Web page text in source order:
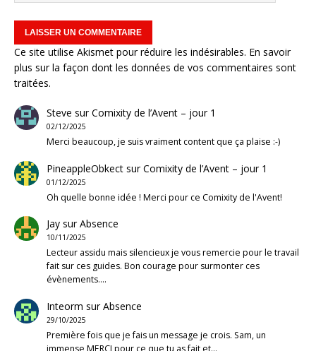
Ce site utilise Akismet pour réduire les indésirables. En savoir
plus sur la façon dont les données de vos commentaires sont
traitées.
Steve surComixity de l’Avent – jour 1
02/12/2025
Merci beaucoup, je suis vraiment content que ça plaise :-)
PineappleObkectsurComixity de l’Avent – jour 1
01/12/2025
Oh quelle bonne idée ! Merci pour ce Comixity de l'Avent!
JaysurAbsence
10/11/2025
Lecteur assidu mais silencieux je vous remercie pour le travail
fait sur ces guides. Bon courage pour surmonter ces
évènements.…
Inteorm surAbsence
29/10/2025
Première fois que je fais un message je crois. Sam, un
immense MERCI pour ce que tu as fait et…